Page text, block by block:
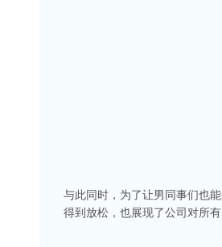
与此同时，为了让男同事们也
得到放松，也展现了公司对所